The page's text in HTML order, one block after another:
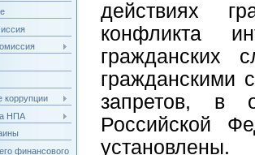
коррупции
НПА
финансового
действиях
конфликта
гражданских
гражданскими
запретов, в
Российской
установлены.